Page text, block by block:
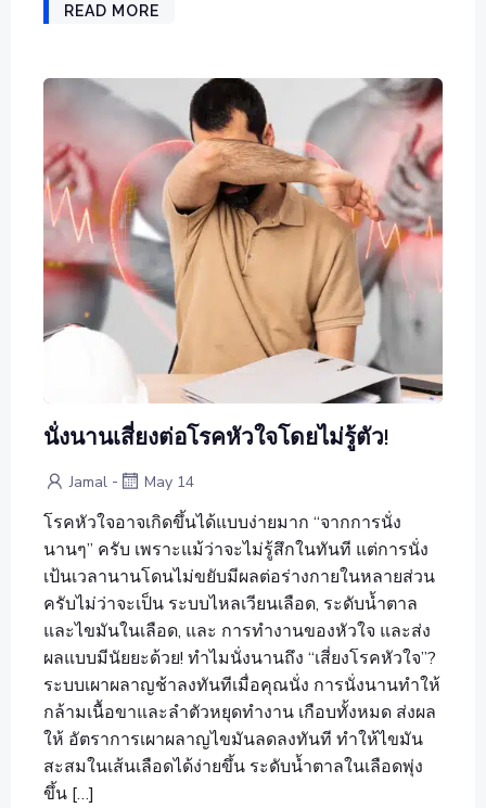
READ MORE
นั่งนานเสี่ยงต่อโรคหัวใจโดยไม่รู้ตัว!
Jamal - May 14
โรคหัวใจอาจเกิดขึ้นได้แบบง่ายมาก “จากการนั่ง
นานๆ” ครับ เพราะแม้ว่าจะไม่รู้สึกในทันที แต่การนั่ง
เป้นเวลานานโดนไม่ขยับมีผลต่อร่างกายในหลายส่วน
ครับไม่ว่าจะเป็น ระบบไหลเวียนเลือด, ระดับน้ำตาล
และไขมันในเลือด, และ การทำงานของหัวใจ และส่ง
ผลแบบมีนัยยะด้วย! ทำไมนั่งนานถึง “เสี่ยงโรคหัวใจ”?
ระบบเผาผลาญช้าลงทันทีเมื่อคุณนั่ง การนั่งนานทำให้
กล้ามเนื้อขาและลำตัวหยุดทำงาน เกือบทั้งหมด ส่งผล
ให้ อัตราการเผาผลาญไขมันลดลงทันที ทำให้ไขมัน
สะสมในเส้นเลือดได้ง่ายขึ้น ระดับน้ำตาลในเลือดพุ่ง
ขึ้น […]